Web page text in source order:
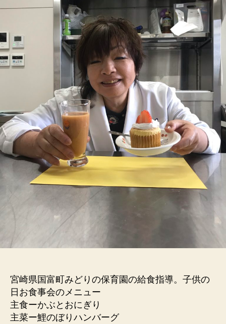
宮崎県国富町みどりの保育園の給食指導。子供の
日お食事会のメニュー
主食ーかぶとおにぎり
主菜ー鯉のぼりハンバーグ